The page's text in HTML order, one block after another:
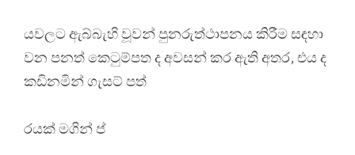
යවලට ඇබ්බැහි වූවන් පුනරුත්ථාපනය කිරීම සඳහා
වන පනත් කෙටුම්පත ද අවසන් කර ඇති අතර, එය ද
කඩිනමින් ගැසට් පත්
රයක් මගින් ප්